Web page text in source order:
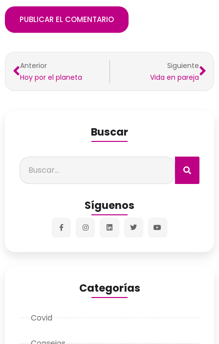
Anterior
Hoy por el planeta
Siguiente
Vida en pareja
Buscar
Síguenos
Categorías
Covid